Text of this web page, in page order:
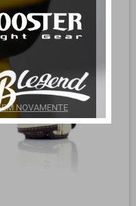
NOVAMENTE